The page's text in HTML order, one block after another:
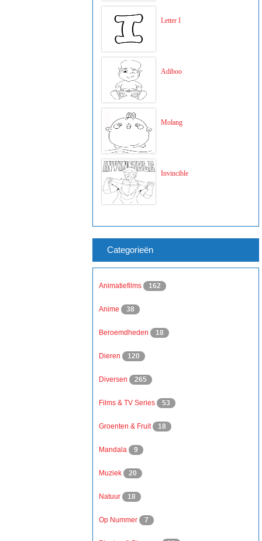
Letter I
Adiboo
Molang
Invincible
Categorieën
Animatiefilms 162
Anime 38
Beroemdheden 18
Dieren 120
Diversen 265
Films & TV Series 53
Groenten & Fruit 18
Mandala 9
Muziek 20
Natuur 18
Op Nummer 7